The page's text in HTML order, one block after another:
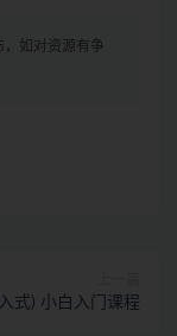
，如对资源有争
式) 小白入门课程